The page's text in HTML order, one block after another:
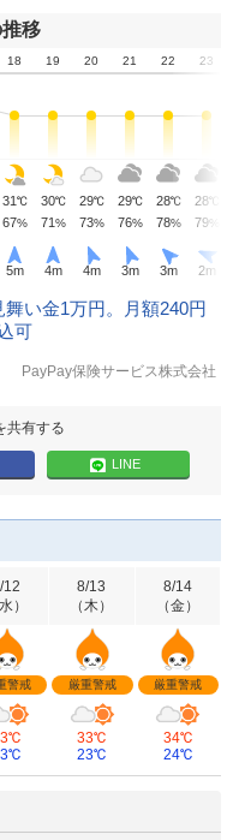
移
18 19 20 21 22 23
31℃ 30℃ 29℃ 29℃ 28℃ 28℃
67% 71% 73% 76% 78% 79%
5m 4m 4m 3m 3m 2m
い金1万円。月額240円
可
PayPay保険サービス株式会社
共有する
LINE
12
水）
警戒
8/13
（木）
厳重警戒
33℃
23℃
8/14
（金）
厳重警戒
34℃
24℃